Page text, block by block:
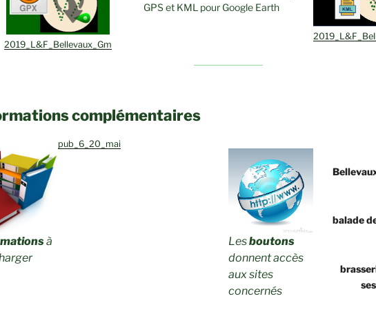
2019_L&F_Bellevaux_Gm
GPS et KML pour Google Earth
complémentaires
à
pub_6_20_mai
Lesboutons
donnent accès
aux sites
concernés
balade